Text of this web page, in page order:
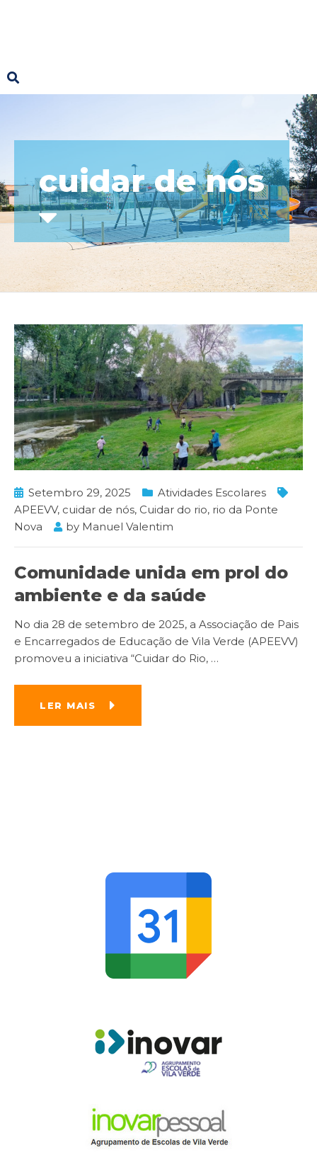
cuidar de nós
Setembro 29, 2025
Atividades Escolares
APEEVV, cuidar de nós, Cuidar do rio, rio da Ponte
Nova
by Manuel Valentim
Comunidade unida em prol do
ambiente e da saúde
No dia 28 de setembro de 2025, a Associação de Pais
e Encarregados de Educação de Vila Verde (APEEVV)
promoveu a iniciativa “Cuidar do Rio, …
LER MAIS